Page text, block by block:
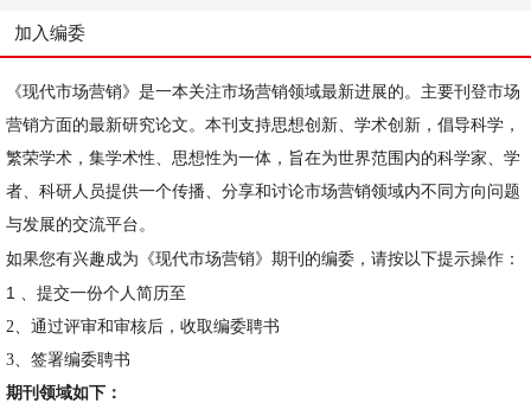
加入编委
《现代市场营销》是一本关注市场营销领域最新进展的。主要刊登市场
营销方面的最新研究论文。本刊支持思想创新、学术创新，倡导科学，
繁荣学术，集学术性、思想性为一体，旨在为世界范围内的科学家、学
者、科研人员提供一个传播、分享和讨论市场营销领域内不同方向问题
与发展的交流平台。
如果您有兴趣成为《现代市场营销》期刊的编委，请按以下提示操作：
1 、提交一份个人简历至
2、通过评审和审核后，收取编委聘书
3、签署编委聘书
期刊领域如下：